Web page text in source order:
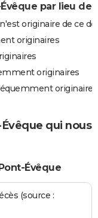
par lieu de
originaire de ce
originaires
originaires
originaires
qui nous
Évêque
(source :